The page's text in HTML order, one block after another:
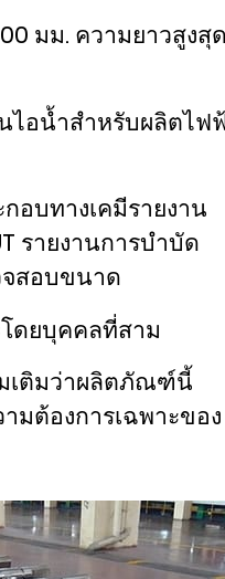
มม. ความยาวสูงสุ
ไอน้ำสำหรับผลิตไฟ
อบทางเคมีรายงาน
รายงานการบำบัด
จสอบขนาด
ดยบุคคลที่สาม
เติมว่าผลิตภัณฑ์นี้
มต้องการเฉพาะของ